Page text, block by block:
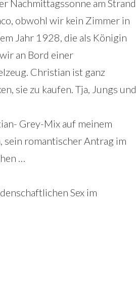
Nachmittagssonne am Strand
obwohl wir kein Zimmer in
Jahr 1928, die als Königin
an Bord einer
Christian ist ganz
sie zu kaufen. Tja, Jungs und
Grey-Mix auf meinem
sein romantischer Antrag im
…
Sex im